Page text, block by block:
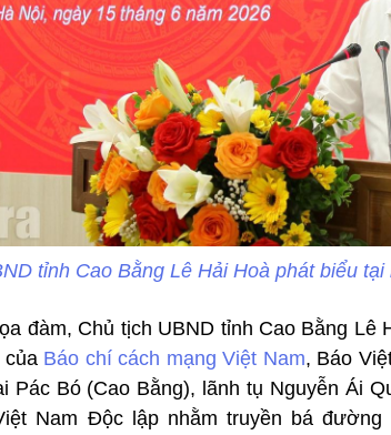
tỉnh Cao Bằng Lê Hải Hoà phát biểu
đàm, Chủ tịch UBND tỉnh Cao Bằng Lê
của Báo chí cách mạng Việt Nam, Báo
Pác Bó (Cao Bằng), lãnh tụ Nguyễn Ái
Nam Độc lập nhằm truyền bá đường